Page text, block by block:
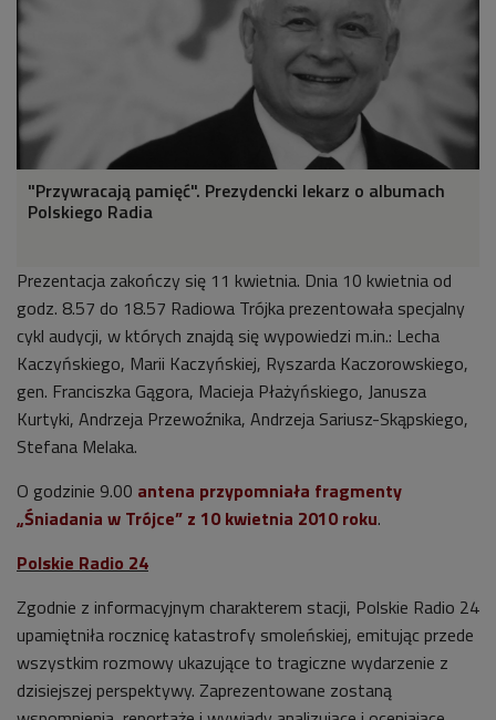
"Przywracają pamięć". Prezydencki lekarz o albumach
Polskiego Radia
Prezentacja zakończy się 11 kwietnia. Dnia 10 kwietnia od
godz. 8.57 do 18.57 Radiowa Trójka prezentowała specjalny
cykl audycji, w których znajdą się wypowiedzi m.in.: Lecha
Kaczyńskiego, Marii Kaczyńskiej, Ryszarda Kaczorowskiego,
gen. Franciszka Gągora, Macieja Płażyńskiego, Janusza
Kurtyki, Andrzeja Przewoźnika, Andrzeja Sariusz-Skąpskiego,
Stefana Melaka.
O godzinie 9.00 antena przypomniała fragmenty
„Śniadania w Trójce” z 10 kwietnia 2010 roku.
Polskie Radio 24
Zgodnie z informacyjnym charakterem stacji, Polskie Radio 24
upamiętniła rocznicę katastrofy smoleńskiej, emitując przede
wszystkim rozmowy ukazujące to tragiczne wydarzenie z
dzisiejszej perspektywy. Zaprezentowane zostaną